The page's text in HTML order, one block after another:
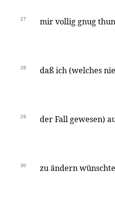
27 mir vollig gnug
28 daß ich (welches
29 der Fall gewesen)
30 zu ändern